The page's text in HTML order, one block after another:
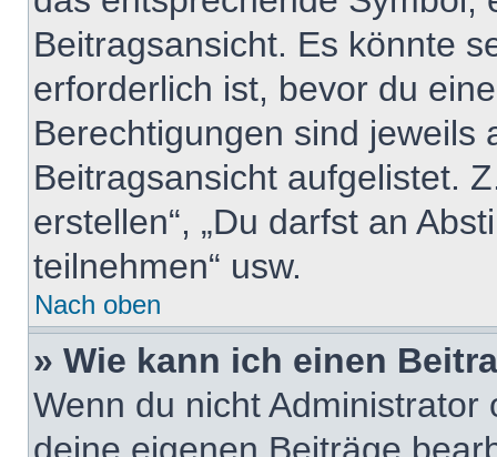
Beitragsansicht. Es könnte
erforderlich ist, bevor du
Berechtigungen sind jeweils
Beitragsansicht aufgelistet.
erstellen“, „Du darfst an
teilnehmen“ usw.
Nach oben
» Wie kann ich einen
Wenn du nicht